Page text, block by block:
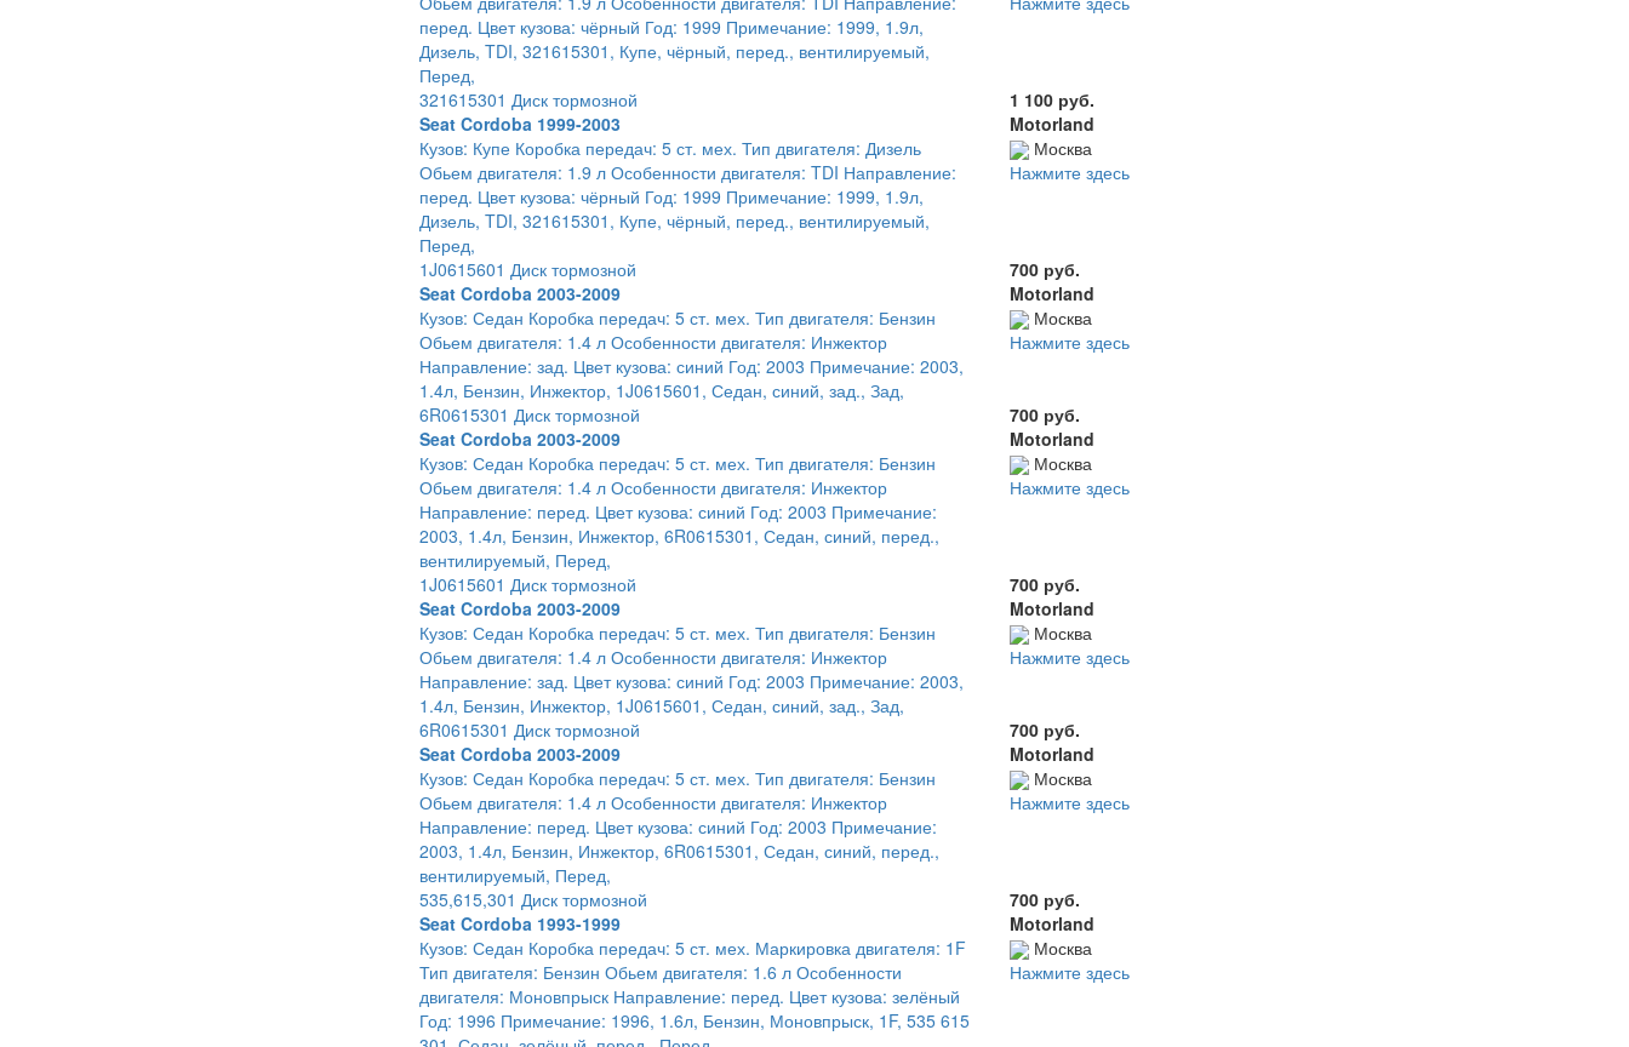
перед. Цвет кузова: чёрный Год: 1999 Примечание: 1999, 1.9л,
Дизель, TDI, 321615301, Купе, чёрный, перед., вентилируемый,
Перед,
321615301 Диск тормозной
Seat Cordoba 1999-2003
Кузов: Купе Коробка передач: 5 ст. мех. Тип двигателя: Дизель
Обьем двигателя: 1.9 л Особенности двигателя: TDI Направление:
перед. Цвет кузова: чёрный Год: 1999 Примечание: 1999, 1.9л,
Дизель, TDI, 321615301, Купе, чёрный, перед., вентилируемый,
Перед,
1 100 руб.
Motorland
Москва
Нажмите здесь
1J0615601 Диск тормозной
Seat Cordoba 2003-2009
Кузов: Седан Коробка передач: 5 ст. мех. Тип двигателя: Бензин
Обьем двигателя: 1.4 л Особенности двигателя: Инжектор
Направление: зад. Цвет кузова: синий Год: 2003 Примечание: 2003,
1.4л, Бензин, Инжектор, 1J0615601, Седан, синий, зад., Зад,
700 руб.
Motorland
Москва
Нажмите здесь
6R0615301 Диск тормозной
Seat Cordoba 2003-2009
Кузов: Седан Коробка передач: 5 ст. мех. Тип двигателя: Бензин
Обьем двигателя: 1.4 л Особенности двигателя: Инжектор
Направление: перед. Цвет кузова: синий Год: 2003 Примечание:
2003, 1.4л, Бензин, Инжектор, 6R0615301, Седан, синий, перед.,
вентилируемый, Перед,
700 руб.
Motorland
Москва
Нажмите здесь
1J0615601 Диск тормозной
Seat Cordoba 2003-2009
Кузов: Седан Коробка передач: 5 ст. мех. Тип двигателя: Бензин
Обьем двигателя: 1.4 л Особенности двигателя: Инжектор
Направление: зад. Цвет кузова: синий Год: 2003 Примечание: 2003,
1.4л, Бензин, Инжектор, 1J0615601, Седан, синий, зад., Зад,
700 руб.
Motorland
Москва
Нажмите здесь
6R0615301 Диск тормозной
Seat Cordoba 2003-2009
Кузов: Седан Коробка передач: 5 ст. мех. Тип двигателя: Бензин
Обьем двигателя: 1.4 л Особенности двигателя: Инжектор
Направление: перед. Цвет кузова: синий Год: 2003 Примечание:
2003, 1.4л, Бензин, Инжектор, 6R0615301, Седан, синий, перед.,
вентилируемый, Перед,
700 руб.
Motorland
Москва
Нажмите здесь
535,615,301 Диск тормозной
Seat Cordoba 1993-1999
Кузов: Седан Коробка передач: 5 ст. мех. Маркировка двигателя: 1F
Тип двигателя: Бензин Обьем двигателя: 1.6 л Особенности
двигателя: Моновпрыск Направление: перед. Цвет кузова: зелёный
Год: 1996 Примечание: 1996, 1.6л, Бензин, Моновпрыск, 1F, 535 615
700 руб.
Motorland
Москва
Нажмите здесь